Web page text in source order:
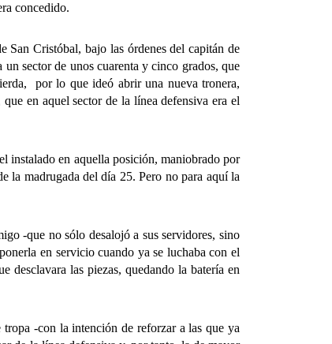
concedido.
Cristóbal, bajo las órdenes del capitán de
sector de unos cuarenta y cinco grados, que
por lo que ideó abrir una nueva tronera,
en aquel sector de la línea defensiva era el
en aquella posición, maniobrado por
la madrugada del día 25. Pero no para aquí la
-que no sólo desalojó a sus servidores, sino
en servicio cuando ya se luchaba con el
desclavara las piezas, quedando la batería en
-con la intención de reforzar a las que ya